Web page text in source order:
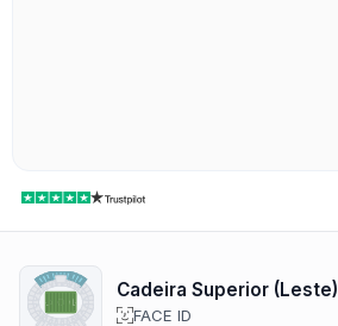
Cadeira Superior (Leste)
FACE ID